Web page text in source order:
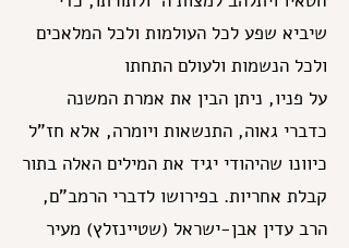
שיביא שפע לכל העולמות ולכל המלאכים
ולכל הנשמות ולעולם התחתו
על פניו, ניתן הבין את אמרת המשנה
כדברי גאוה, התנשאות ויומרה, אלא חז"ל
כיוונו שהיהודי יגיד את המילים האלה בתור
קבלת אחריות. בפירושו לדברי הרמב"ם,
הרב עדין אבן-ישראל (שטיינזלץ) מעיר